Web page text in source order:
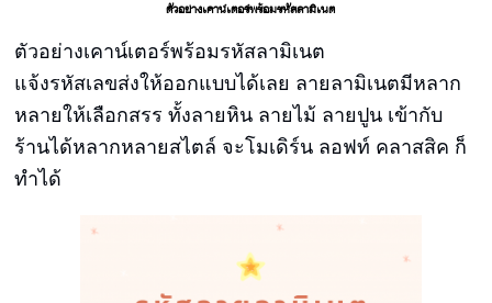
ตัวอย่างเคาน์เตอร์พร้อมรหัสลามิเนต
ตัวอย่างเคาน์เตอร์พร้อมรหัสลามิเนต
แจ้งรหัสเลขส่งให้ออกแบบได้เลย ลายลามิเนตมีหลาก
หลายให้เลือกสรร ทั้งลายหิน ลายไม้ ลายปูน เข้ากับ
ร้านได้หลากหลายสไตล์ จะโมเดิร์น ลอฟท์ คลาสสิค ก็
ทำได้